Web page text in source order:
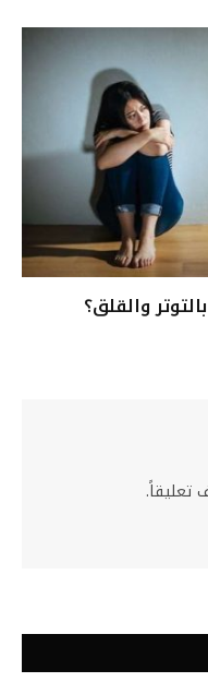
والقلق؟
تعليقاً.